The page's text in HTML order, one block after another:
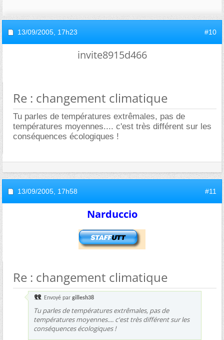
13/09/2005, 17h23 #10
invite8915d466
Re : changement climatique
Tu parles de températures extrêmales, pas de
températures moyennes.... c'est très différent sur les
conséquences écologiques !
13/09/2005, 17h58 #11
Narduccio
Re : changement climatique
Envoyé par gillesh38
Tu parles de températures extrêmales, pas de
températures moyennes.... c'est très différent sur les
conséquences écologiques !